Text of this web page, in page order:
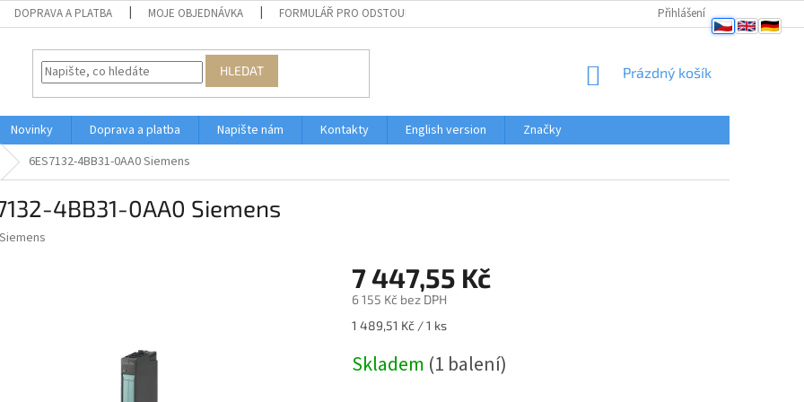
DOPRAVA A PLATBA MOJE OBJEDNÁVKA FORMULÁŘ PRO ODSTOUPENÍ OD SMLOUVY PODMÍNKY OCHRANY
Přihlášení
HLEDAT
NÁKUPNÍ
Prázdný košík
Novinky Doprava a platba Napište nám Kontakty English version
Značky
6ES7132-4BB31-0AA0 Siemens
4BB31-0AA0 Siemens
Siemens
7 447,55 Kč
6 155 Kč bez DPH
Měrná
1 489,51 Kč / 1 ks
Skladem (1 balení)